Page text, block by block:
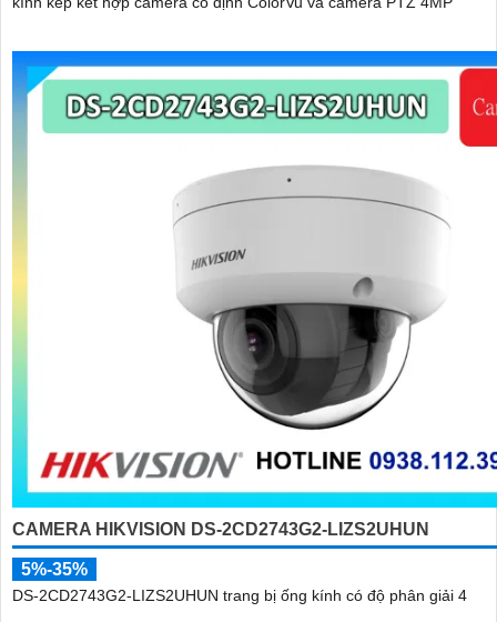
CAMERA HIKVISION DS-2CD2743G2-LIZS2UHUN
5%-35%
DS-2CD2743G2-LIZS2UHUN trang bị ống kính có độ phân giải 4